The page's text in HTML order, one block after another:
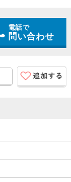
電話で
問い合わせ